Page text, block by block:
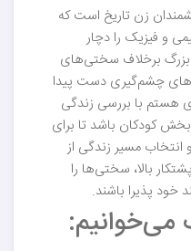
زن تاریخ است که
و فیزیک را دچار
بزرگ برخلاف سختی‌های
چشم‌گیری دست پیدا
هستم با بررسی زندگی
کودکان باشد تا برای
مسیر زندگی از
بالا، سختی‌ها را
پذیرا باشند.
می‌خوانیم: